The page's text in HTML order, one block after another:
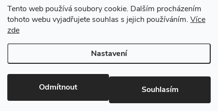
Tento web používá soubory cookie. Dalším procházením
tohoto webu vyjadřujete souhlas s jejich používáním. Více
zde
Nastavení
Odmítnout Souhlasím
Heureka.cz Facebook Instagram Bonvolo - přidej se taky
Vytvořil Shoptet Premium
GastroKlub.cz. Všechna práva vyhrazena.
nastavení cookies